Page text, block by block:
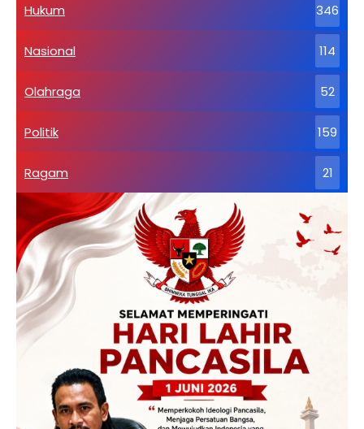
Hukum 346
Nasional 114
Olahraga 52
Politik 159
Ragam 21